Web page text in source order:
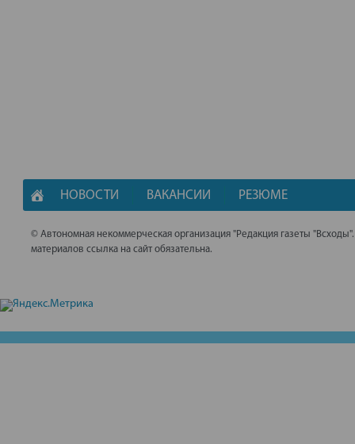
НОВОСТИ ВАКАНСИИ РЕЗЮМЕ
© Автономная некоммерческая организация "Редакция газеты
материалов ссылка на сайт обязательна.